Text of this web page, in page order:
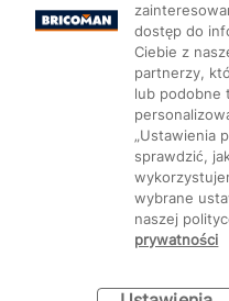
dostęp do
Ciebie z
partnerzy,
lub podobne
„Ustawienia
sprawdzić,
wybrane
naszej
prywatności